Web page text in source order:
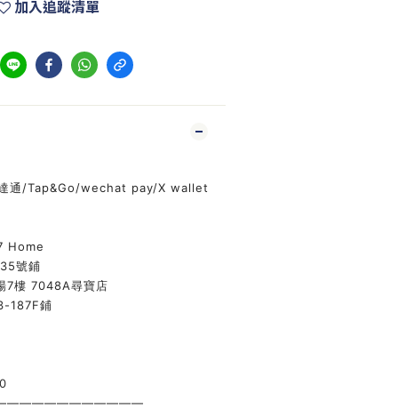
加入追蹤清單
通/Tap&Go/wechat pay/X wallet
Home
號鋪
7樓 7048A尋寶店
187F鋪